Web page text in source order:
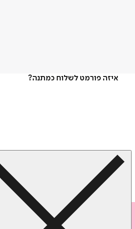
איזה פורמט לשלוח כמתנה?